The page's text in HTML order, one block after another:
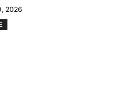
2026